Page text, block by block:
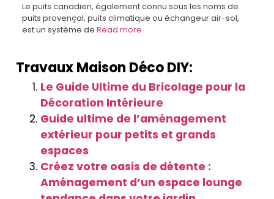
Le puits canadien, également connu sous les noms de
puits provençal, puits climatique ou échangeur air-sol,
est un système de Read more
Travaux Maison Déco DIY:
Le Guide Ultime du Bricolage pour la
Décoration Intérieure
Guide ultime de l’aménagement
extérieur pour petits et grands
espaces
Créez votre oasis de détente :
Aménagement d’un espace lounge